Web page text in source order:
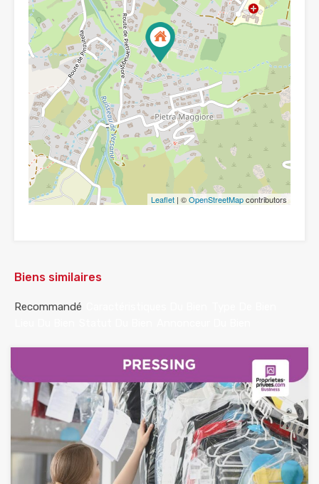
Leaflet | ©OpenStreetMapcontributors
Biens similaires
Recommandé